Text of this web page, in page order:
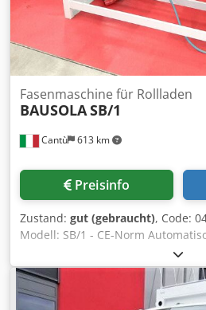
Cantù 613 km
Fasenmaschine für Rollladen
BAUSOLASB/1
Preisinfo
Zustand: gut (gebraucht), Code:
Modell: SB/1 - CE-Norm
für Rollladenstäbe - CE-Norm
A Rnofx Ad Nsk Automatische
zum Abschrägen von Kanten mit
Kopiervorrichtung, die eine